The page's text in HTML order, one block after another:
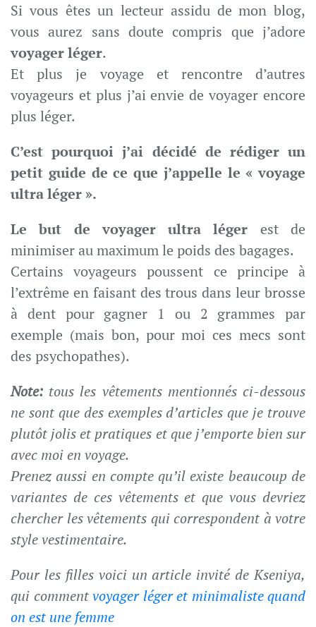
Si vous êtes un lecteur assidu de mon blog,
vous aurez sans doute compris que j’adore
voyager léger.
Et plus je voyage et rencontre d’autres
voyageurs et plus j’ai envie de voyager encore
plus léger.
C’est pourquoi j’ai décidé de rédiger un
petit guide de ce que j’appelle le « voyage
ultra léger ».
Le but de voyager ultra léger est de
minimiser au maximum le poids des bagages.
Certains voyageurs poussent ce principe à
l’extrême en faisant des trous dans leur brosse
à dent pour gagner 1 ou 2 grammes par
exemple (mais bon, pour moi ces mecs sont
des psychopathes).
Note: tous les vêtements mentionnés ci-dessous
ne sont que des exemples d’articles que je trouve
plutôt jolis et pratiques et que j’emporte bien sur
avec moi en voyage.
Prenez aussi en compte qu’il existe beaucoup de
variantes de ces vêtements et que vous devriez
chercher les vêtements qui correspondent à votre
style vestimentaire.
Pour les filles voici un article invité de Kseniya,
qui commentvoyager léger et minimaliste quand
on est une femme